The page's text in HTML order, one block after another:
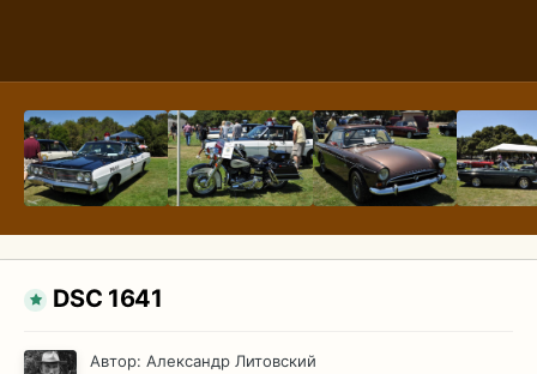
DSC 1641
Автор: Александр Литовский